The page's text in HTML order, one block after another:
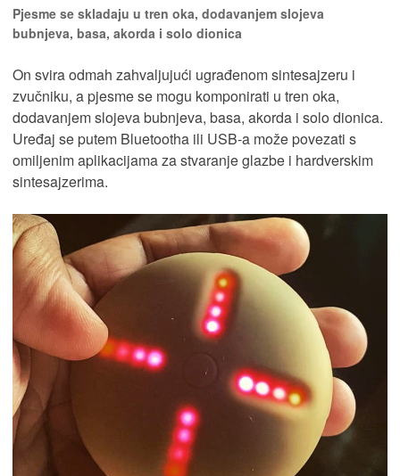
Pjesme se skladaju u tren oka, dodavanjem slojeva
bubnjeva, basa, akorda i solo dionica
On svira odmah zahvaljujući ugrađenom sintesajzeru i
zvučniku, a pjesme se mogu komponirati u tren oka,
dodavanjem slojeva bubnjeva, basa, akorda i solo dionica.
Uređaj se putem Bluetootha ili USB-a može povezati s
omiljenim aplikacijama za stvaranje glazbe i hardverskim
sintesajzerima.